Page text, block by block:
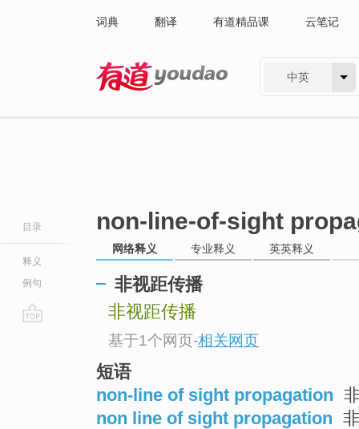
词典 翻译 有道精品课 云笔记
中英
目录
释义
例句
non-line-of-sight
网络释义 专业释义 英英释义
非视距传播
非视距传播
基于1个网页-相关网页
短语
non-line of sight propagation
non line of sight propagation